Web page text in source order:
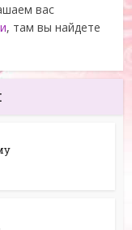
вас
, там вы найдете